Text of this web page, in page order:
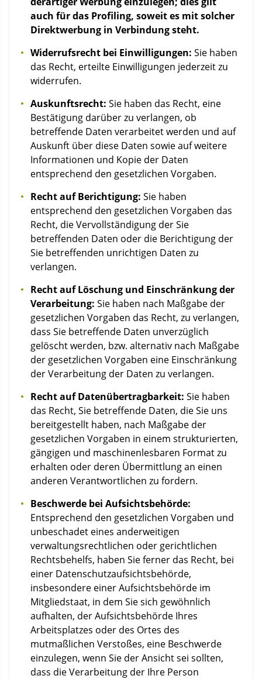
auch für das Profiling, soweit es mit solcher
Direktwerbung in Verbindung steht.
Widerrufsrecht bei Einwilligungen: Sie haben
das Recht, erteilte Einwilligungen jederzeit zu
widerrufen.
Auskunftsrecht: Sie haben das Recht, eine
Bestätigung darüber zu verlangen, ob
betreffende Daten verarbeitet werden und auf
Auskunft über diese Daten sowie auf weitere
Informationen und Kopie der Daten
entsprechend den gesetzlichen Vorgaben.
Recht auf Berichtigung: Sie haben
entsprechend den gesetzlichen Vorgaben das
Recht, die Vervollständigung der Sie
betreffenden Daten oder die Berichtigung der
Sie betreffenden unrichtigen Daten zu
verlangen.
Recht auf Löschung und Einschränkung der
Verarbeitung: Sie haben nach Maßgabe der
gesetzlichen Vorgaben das Recht, zu verlangen,
dass Sie betreffende Daten unverzüglich
gelöscht werden, bzw. alternativ nach Maßgabe
der gesetzlichen Vorgaben eine Einschränkung
der Verarbeitung der Daten zu verlangen.
Recht auf Datenübertragbarkeit: Sie haben
das Recht, Sie betreffende Daten, die Sie uns
bereitgestellt haben, nach Maßgabe der
gesetzlichen Vorgaben in einem strukturierten,
gängigen und maschinenlesbaren Format zu
erhalten oder deren Übermittlung an einen
anderen Verantwortlichen zu fordern.
Beschwerde bei Aufsichtsbehörde:
Entsprechend den gesetzlichen Vorgaben und
unbeschadet eines anderweitigen
verwaltungsrechtlichen oder gerichtlichen
Rechtsbehelfs, haben Sie ferner das Recht, bei
einer Datenschutzaufsichtsbehörde,
insbesondere einer Aufsichtsbehörde im
Mitgliedstaat, in dem Sie sich gewöhnlich
aufhalten, der Aufsichtsbehörde Ihres
Arbeitsplatzes oder des Ortes des
mutmaßlichen Verstoßes, eine Beschwerde
einzulegen, wenn Sie der Ansicht sei sollten,
dass die Verarbeitung der Ihre Person